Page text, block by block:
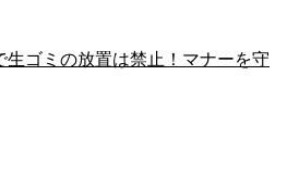
生ゴミの放置は禁止！マナーを守